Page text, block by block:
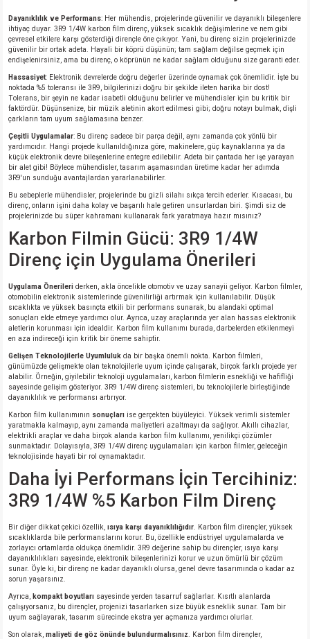
Dayanıklılık ve Performans: Her mühendis, projelerinde güvenilir ve dayanıklı bileşenlere
ihtiyaç duyar. 3R9 1/4W karbon film direnç, yüksek sıcaklık değişimlerine ve nem gibi
çevresel etkilere karşı gösterdiği dirençle öne çıkıyor. Yani, bu direnç sizin projelerinizde
güvenilir bir ortak adeta. Hayali bir köprü düşünün; tam sağlam değilse geçmek için
endişelenirsiniz, ama bu direnç, o köprünün ne kadar sağlam olduğunu size garanti eder.
Hassasiyet: Elektronik devrelerde doğru değerler üzerinde oynamak çok önemlidir. İşte bu
noktada %5 toleransı ile 3R9, bilgilerinizi doğru bir şekilde ileten harika bir dost!
Tolerans, bir şeyin ne kadar isabetli olduğunu belirler ve mühendisler için bu kritik bir
faktördür. Düşünsenize, bir müzik aletinin akort edilmesi gibi; doğru notayı bulmak, dişli
çarkların tam uyum sağlamasına benzer.
Çeşitli Uygulamalar: Bu direnç sadece bir parça değil, aynı zamanda çok yönlü bir
yardımcıdır. Hangi projede kullanıldığınıza göre, makinelere, güç kaynaklarına ya da
küçük elektronik devre bileşenlerine entegre edilebilir. Adeta bir çantada her işe yarayan
bir alet gibi! Böylece mühendisler, tasarım aşamasından üretime kadar her adımda
3R9'un sunduğu avantajlardan yararlanabilirler.
Bu sebeplerle mühendisler, projelerinde bu gizli silahı sıkça tercih ederler. Kısacası, bu
direnç, onların işini daha kolay ve başarılı hale getiren unsurlardan biri. Şimdi siz de
projelerinizde bu süper kahramanı kullanarak fark yaratmaya hazır mısınız?
Karbon Filmin Gücü: 3R9 1/4W
Direnç için Uygulama Önerileri
Uygulama Önerileri derken, akla öncelikle otomotiv ve uzay sanayii geliyor. Karbon filmler,
otomobilin elektronik sistemlerinde güvenilirliği artırmak için kullanılabilir. Düşük
sıcaklıkta ve yüksek basınçta etkili bir performans sunarak, bu alandaki optimal
sonuçları elde etmeye yardımcı olur. Ayrıca, uzay araçlarında yer alan hassas elektronik
aletlerin korunması için idealdir. Karbon film kullanımı burada, darbelerden etkilenmeyi
en aza indireceği için kritik bir öneme sahiptir.
Gelişen Teknolojilerle Uyumluluk da bir başka önemli nokta. Karbon filmleri,
günümüzde gelişmekte olan teknolojilerle uyum içinde çalışarak, birçok farklı projede yer
alabilir. Örneğin, giyilebilir teknoloji uygulamaları, karbon filmlerin esnekliği ve hafifliği
sayesinde gelişim gösteriyor. 3R9 1/4W direnç sistemleri, bu teknolojilerle birleştiğinde
dayanıklılık ve performansı artırıyor.
Karbon film kullanımının sonuçları ise gerçekten büyüleyici. Yüksek verimli sistemler
yaratmakla kalmayıp, aynı zamanda maliyetleri azaltmayı da sağlıyor. Akıllı cihazlar,
elektrikli araçlar ve daha birçok alanda karbon film kullanımı, yenilikçi çözümler
sunmaktadır. Dolayısıyla, 3R9 1/4W direnç uygulamaları için karbon filmler, geleceğin
teknolojisinde hayati bir rol oynamaktadır.
Daha İyi Performans İçin Tercihiniz:
3R9 1/4W %5 Karbon Film Direnç
Bir diğer dikkat çekici özellik, ısıya karşı dayanıklılığıdır . Karbon film dirençler, yüksek
sıcaklıklarda bile performanslarını korur. Bu, özellikle endüstriyel uygulamalarda ve
zorlayıcı ortamlarda oldukça önemlidir. 3R9 değerine sahip bu dirençler, ısıya karşı
dayanıklılıkları sayesinde, elektronik bileşenlerinizi korur ve uzun ömürlü bir çözüm
sunar. Öyle ki, bir direnç ne kadar dayanıklı olursa, genel devre tasarımında o kadar az
sorun yaşarsınız.
Ayrıca, kompakt boyutları sayesinde yerden tasarruf sağlarlar. Kısıtlı alanlarda
çalışıyorsanız, bu dirençler, projenizi tasarlarken size büyük esneklik sunar. Tam bir
uyum sağlayarak, tasarım sürecinde ekstra yer açmanıza yardımcı olurlar.
Son olarak, maliyeti de göz önünde bulundurmalısınız . Karbon film dirençler,